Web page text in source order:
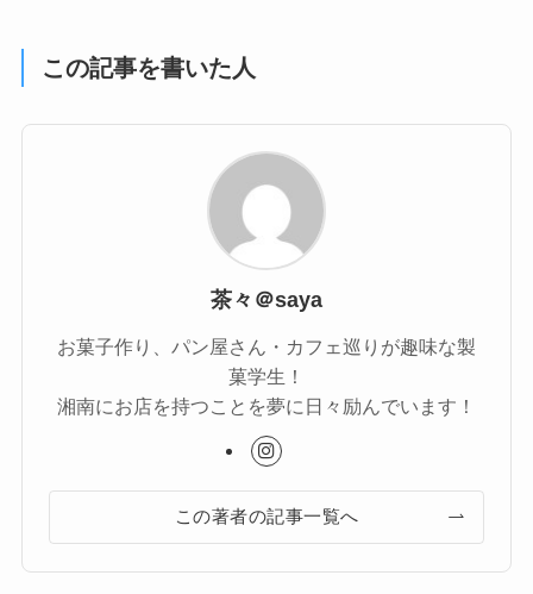
この記事を書いた人
茶々＠saya
お菓子作り、パン屋さん・カフェ巡りが趣味な製
菓学生！
湘南にお店を持つことを夢に日々励んでいます！
この著者の記事一覧へ